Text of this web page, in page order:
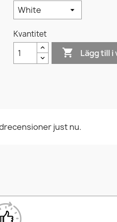
Kvantitet
 Lägg till
just nu.